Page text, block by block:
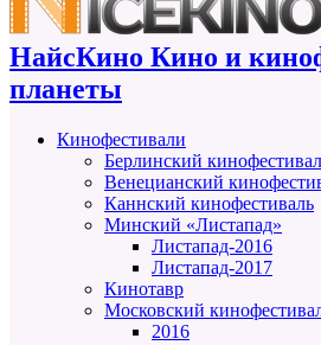
НайсКино Кино и
планеты
Кинофестивали
Берлинский
Венецианский
Каннский кинофестиваль
Минский «Листапад»
Листапад-2016
Листапад-2017
Кинотавр
Московский
2016